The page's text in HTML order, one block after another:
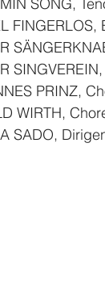
FINGERLOS,
PRINZ,
WIRTH,
SADO,